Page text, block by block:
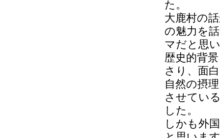
た。
大鹿村の
の魅力を
マだと思
歴史的背
さり、面
自然の摂
させてい
した。
しかも外